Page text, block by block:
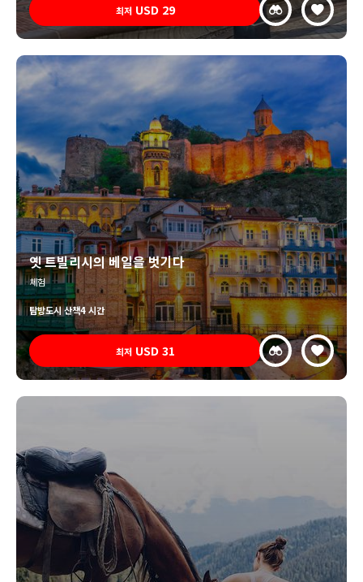
최저 USD 29
옛 트빌리시의 베일을 벗기다
체험
탐방도시 산책4 시간
최저 USD 31